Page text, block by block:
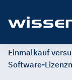
Einmalkauf
Software-